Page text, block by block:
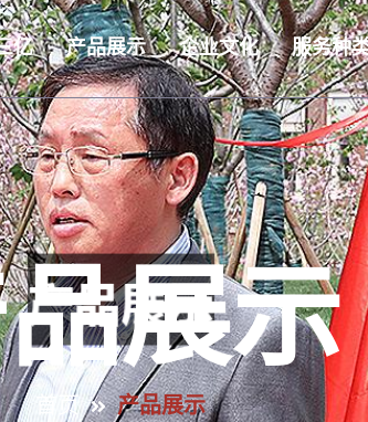
亿 产品展示 企业文化 服务种
展示
首页 产品展示